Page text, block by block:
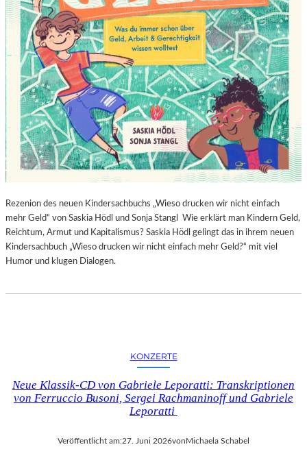
Rezenion des neuen Kindersachbuchs „Wieso drucken wir nicht einfach
mehr Geld“ von Saskia Hödl und Sonja Stangl Wie erklärt man Kindern Geld,
Reichtum, Armut und Kapitalismus? Saskia Hödl gelingt das in ihrem neuen
Kindersachbuch „Wieso drucken wir nicht einfach mehr Geld?“ mit viel
Humor und klugen Dialogen.
KONZERTE
Neue Klassik-CD von Gabriele Leporatti: Transkriptionen
von Ferruccio Busoni, Sergei Rachmaninoff und Gabriele
Leporatti
Veröffentlicht am:27. Juni 2026vonMichaela Schabel